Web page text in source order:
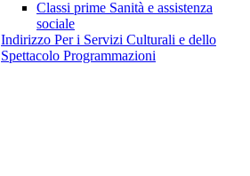
Classi prime Sanità e assistenza
sociale
Indirizzo Per i Servizi Culturali e dello
Spettacolo Programmazioni